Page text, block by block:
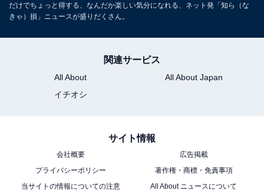
だけでちょっと得する、なんだか楽しい気分になれる、ネット発「知ら（な
きゃ）損」ニュースが盛りだくさん。
関連サービス
All About
All About Japan
イチオシ
サイト情報
会社概要
広告掲載
プライバシーポリシー
著作権・商標・免責事項
当サイトの情報についての注意
All About ニュースについて